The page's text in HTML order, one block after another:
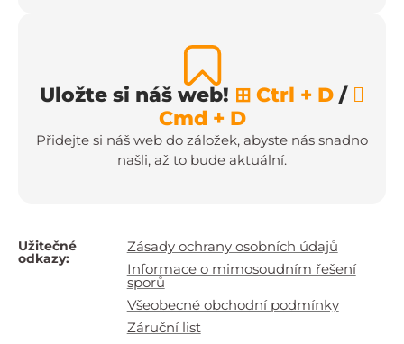
Uložte si náš web! ⊞ Ctrl + D / 
Cmd + D
Přidejte si náš web do záložek, abyste nás snadno
našli, až to bude aktuální.
Užitečné
odkazy:
Zásady ochrany osobních údajů
Informace o mimosoudním řešení
sporů
Všeobecné obchodní podmínky
Záruční list